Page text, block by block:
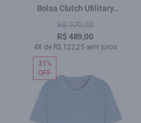
Bolsa Clutch Utilitary
Ellus Preto
R$ 970,00
R$ 489,00
4X de R$ 122,25 sem juros
31%
OFF